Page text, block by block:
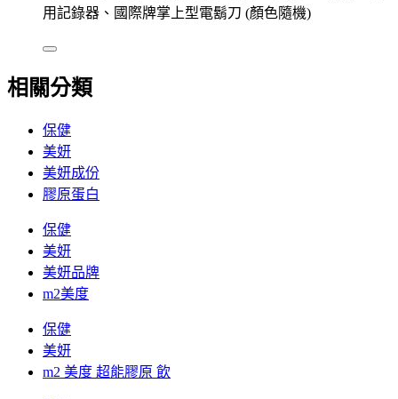
用記錄器、國際牌掌上型電鬍刀 (顏色隨機)
相關分類
保健
美妍
美妍成份
膠原蛋白
保健
美妍
美妍品牌
m2美度
保健
美妍
m2 美度 超能膠原 飲